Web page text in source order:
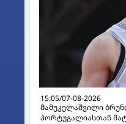
15:05/07-08-2026
მამუკელაშვილი
პორტუგალიასთან